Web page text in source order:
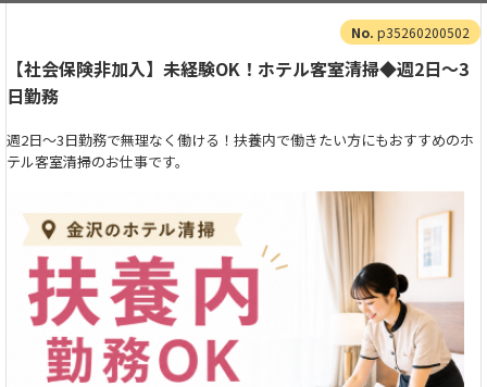
p35260200502
【社会保険非加入】未経験OK！ホテル客室清掃◆週2日～3
日勤務
週2日～3日勤務で無理なく働ける！扶養内で働きたい方にもおすすめのホ
テル客室清掃のお仕事です。